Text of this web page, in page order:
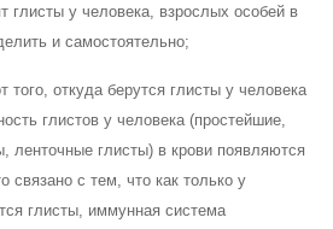
глисты у человека, взрослых особей в
и самостоятельно;
того, откуда берутся глисты у человека
глистов у человека (простейшие,
ленточные глисты) в крови появляются
связано с тем, что как только у
глисты, иммунная система